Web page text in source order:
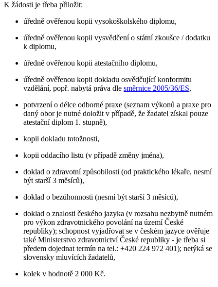
K žádosti je třeba přiložit:
úředně ověřenou kopii vysokoškolského diplomu,
úředně ověřenou kopii vysvědčení o státní zkoušce / dodatku
k diplomu,
úředně ověřenou kopii atestačního diplomu,
úředně ověřenou kopii dokladu osvědčující konformitu
vzdělání, popř. nabytá práva dle směrnice 2005/36/ES,
potvrzení o délce odborné praxe (seznam výkonů a praxe pro
daný obor je nutné doložit v případě, že žadatel získal pouze
atestační diplom 1. stupně),
kopii dokladu totožnosti,
kopii oddacího listu (v případě změny jména),
doklad o zdravotní způsobilosti (od praktického lékaře, nesmí
být starší 3 měsíců),
doklad o bezúhonnosti (nesmí být starší 3 měsíců),
doklad o znalosti českého jazyka (v rozsahu nezbytně nutném
pro výkon zdravotnického povolání na území České
republiky); schopnost vyjadřovat se v českém jazyce ověřuje
také Ministerstvo zdravotnictví České republiky - je třeba si
předem dojednat termín na tel.: +420 224 972 401); netýká se
slovensky mluvících žadatelů,
kolek v hodnotě 2 000 Kč.